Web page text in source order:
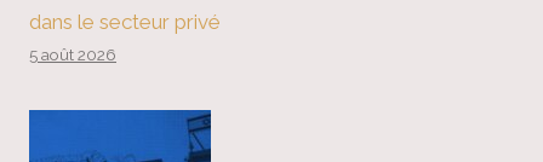
dans le secteur privé
5 août 2026